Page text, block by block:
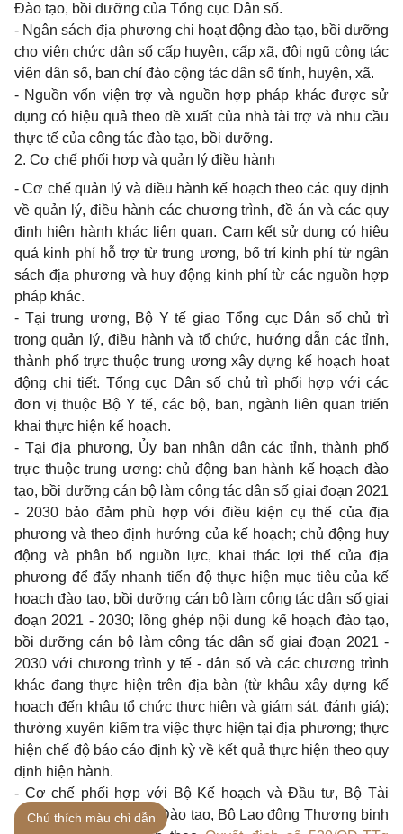
Đào tạo, bồi dưỡng của Tổng cục Dân số.
- Ngân sách địa phương chi hoạt động đào tạo, bồi dưỡng
cho viên chức dân số cấp huyện, cấp xã, đội ngũ cộng tác
viên dân số, ban chỉ đào cộng tác dân số tỉnh, huyện, xã.
- Nguồn vốn viện trợ và nguồn hợp pháp khác được sử
dụng có hiệu quả theo đề xuất của nhà tài trợ và nhu cầu
thực tế của công tác đào tạo, bồi dưỡng.
2. Cơ chế phối hợp và quản lý điều hành
- Cơ chế quản lý và điều hành kế hoạch theo các quy định
về quản lý, điều hành các chương trình, đề án và các quy
định hiện hành khác liên quan. Cam kết sử dụng có hiệu
quả kinh phí hỗ trợ từ trung ương, bố trí kinh phí từ ngân
sách địa phương và huy động kinh phí từ các nguồn hợp
pháp khác.
- Tại trung ương, Bộ Y tế giao Tổng cục Dân số chủ trì
trong quản lý, điều hành và tổ chức, hướng dẫn các tỉnh,
thành phố trực thuộc trung ương xây dựng kế hoạch hoạt
động chi tiết. Tổng cục Dân số chủ trì phối hợp với các
đơn vị thuộc Bộ Y tế, các bộ, ban, ngành liên quan triển
khai thực hiện kế hoạch.
- Tại địa phương, Ủy ban nhân dân các tỉnh, thành phố
trực thuộc trung ương: chủ động ban hành kế hoạch đào
tạo, bồi dưỡng cán bộ làm công tác dân số giai đoạn 2021
- 2030 bảo đảm phù hợp với điều kiện cụ thể của địa
phương và theo định hướng của kế hoạch; chủ động huy
động và phân bổ nguồn lực, khai thác lợi thế của địa
phương để đẩy nhanh tiến độ thực hiện mục tiêu của kế
hoạch đào tạo, bồi dưỡng cán bộ làm công tác dân số giai
đoạn 2021 - 2030; lồng ghép nội dung kế hoạch đào tạo,
bồi dưỡng cán bộ làm công tác dân số giai đoạn 2021 -
2030 với chương trình y tế - dân số và các chương trình
khác đang thực hiện trên địa bàn (từ khâu xây dựng kế
hoạch đến khâu tổ chức thực hiện và giám sát, đánh giá);
thường xuyên kiểm tra việc thực hiện tại địa phương; thực
hiện chế độ báo cáo định kỳ về kết quả thực hiện theo quy
định hiện hành.
- Cơ chế phối hợp với Bộ Kế hoạch và Đầu tư, Bộ Tài
chính, Bộ Giáo dục và Đào tạo, Bộ Lao động Thương binh
Chú thích màu chỉ dẫn